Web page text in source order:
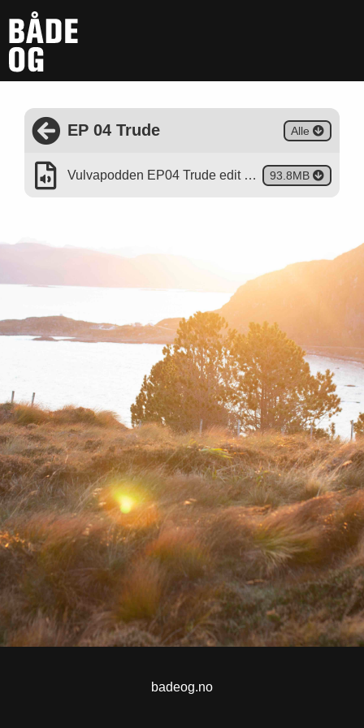
Tilbake
til
EP 04 Trude Alle
Last
ned
Lyd
Vulvapodden EP04 Trude edit 1.mp3 93.8MB
Last
ned
badeog.no